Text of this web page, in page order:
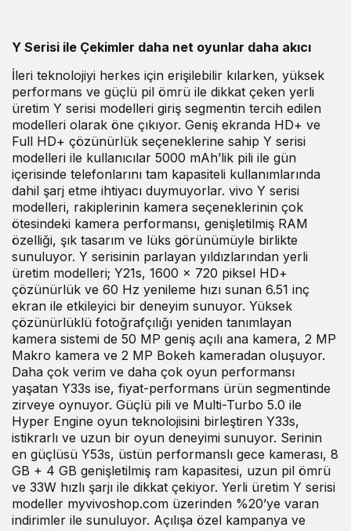
Y Serisi ile Çekimler daha net oyunlar daha akıcı
İleri teknolojiyi herkes için erişilebilir kılarken, yüksek
performans ve güçlü pil ömrü ile dikkat çeken yerli
üretim Y serisi modelleri giriş segmentin tercih edilen
modelleri olarak öne çıkıyor. Geniş ekranda HD+ ve
Full HD+ çözünürlük seçeneklerine sahip Y serisi
modelleri ile kullanıcılar 5000 mAh’lik pili ile gün
içerisinde telefonlarını tam kapasiteli kullanımlarında
dahil şarj etme ihtiyacı duymuyorlar. vivo Y serisi
modelleri, rakiplerinin kamera seçeneklerinin çok
ötesindeki kamera performansı, genişletilmiş RAM
özelliği, şık tasarım ve lüks görünümüyle birlikte
sunuluyor. Y serisinin parlayan yıldızlarından yerli
üretim modelleri; Y21s, 1600 x 720 piksel HD+
çözünürlük ve 60 Hz yenileme hızı sunan 6.51 inç
ekran ile etkileyici bir deneyim sunuyor. Yüksek
çözünürlüklü fotoğrafçılığı yeniden tanımlayan
kamera sistemi de 50 MP geniş açılı ana kamera, 2 MP
Makro kamera ve 2 MP Bokeh kameradan oluşuyor.
Daha çok verim ve daha çok oyun performansı
yaşatan Y33s ise, fiyat-performans ürün segmentinde
zirveye oynuyor. Güçlü pili ve Multi-Turbo 5.0 ile
Hyper Engine oyun teknolojisini birleştiren Y33s,
istikrarlı ve uzun bir oyun deneyimi sunuyor. Serinin
en güçlüsü Y53s, üstün performanslı gece kamerası, 8
GB + 4 GB genişletilmiş ram kapasitesi, uzun pil ömrü
ve 33W hızlı şarjı ile dikkat çekiyor. Yerli üretim Y serisi
modeller myvivoshop.com üzerinden %20’ye varan
indirimler ile sunuluyor. Açılışa özel kampanya ve